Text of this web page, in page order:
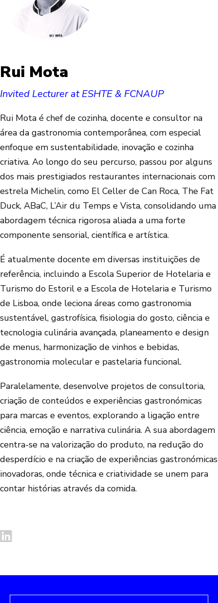
Rui Mota
Invited Lecturer at ESHTE & FCNAUP
Rui Mota é chef de cozinha, docente e consultor na
área da gastronomia contemporânea, com especial
enfoque em sustentabilidade, inovação e cozinha
criativa. Ao longo do seu percurso, passou por alguns
dos mais prestigiados restaurantes internacionais com
estrela Michelin, como El Celler de Can Roca, The Fat
Duck, ABaC, L’Air du Temps e Vista, consolidando uma
abordagem técnica rigorosa aliada a uma forte
componente sensorial, científica e artística.
É atualmente docente em diversas instituições de
referência, incluindo a Escola Superior de Hotelaria e
Turismo do Estoril e a Escola de Hotelaria e Turismo
de Lisboa, onde leciona áreas como gastronomia
sustentável, gastrofísica, fisiologia do gosto, ciência e
tecnologia culinária avançada, planeamento e design
de menus, harmonização de vinhos e bebidas,
gastronomia molecular e pastelaria funcional.
Paralelamente, desenvolve projetos de consultoria,
criação de conteúdos e experiências gastronómicas
para marcas e eventos, explorando a ligação entre
ciência, emoção e narrativa culinária. A sua abordagem
centra-se na valorização do produto, na redução do
desperdício e na criação de experiências gastronómicas
inovadoras, onde técnica e criatividade se unem para
contar histórias através da comida.